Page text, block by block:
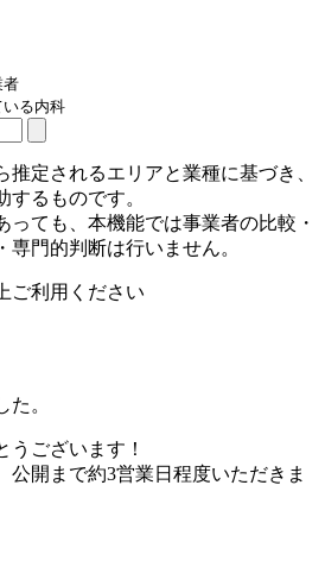
者
る内科
定されるエリアと業種に基づき、
るものです。
っても、本機能では事業者の比較・
門的判断は行いません。
ご利用ください
た。
うございます！
公開まで約3営業日程度いただきま